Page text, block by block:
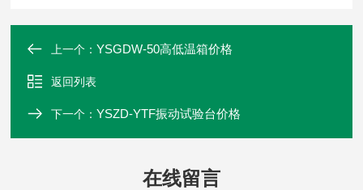
上一个：YSGDW-50高低温箱价格
返回列表
下一个：YSZD-YTF振动试验台价格
在线留言